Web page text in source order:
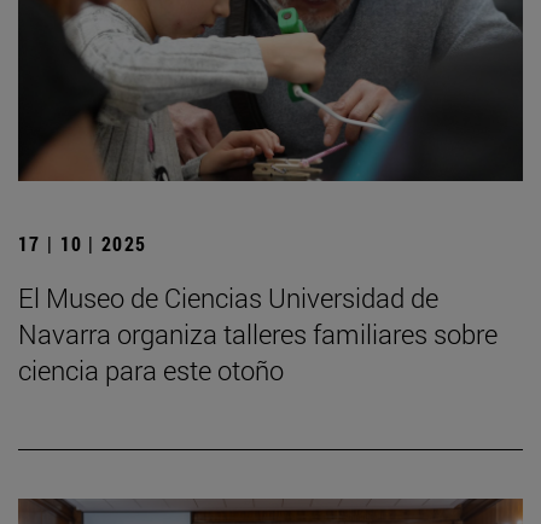
17 | 10 | 2025
El Museo de Ciencias Universidad de
Navarra organiza talleres familiares sobre
ciencia para este otoño